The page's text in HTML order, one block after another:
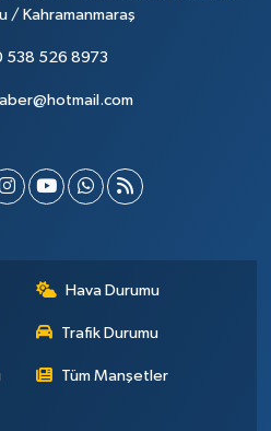
/ Kahramanmaraş
538 526 8973
Hava Durumu
Trafik Durumu
Tüm Manşetler